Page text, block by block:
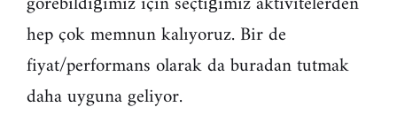
hep çok memnun kalıyoruz. Bir de
fiyat/performans olarak da buradan tutmak
daha uyguna geliyor.